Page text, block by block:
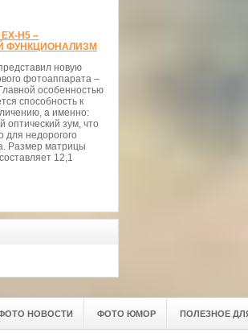
H5 –
ФУНКЦИОНАЛИЗМ
новую
фотоаппарата –
особенностью
способность к
а именно:
оптический зум, что
для недорогого
Размер матрицы
12,1
НОВОСТИ ФОТО ЮМОР ПОЛЕЗНОЕ